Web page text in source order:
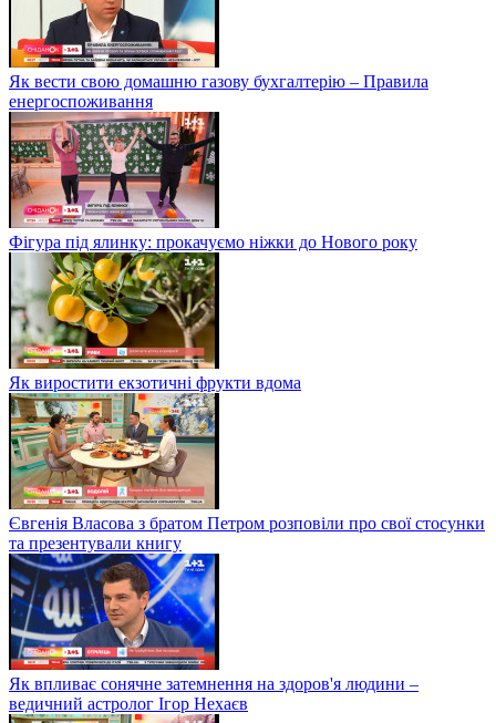
Як вести свою домашню газову бухгалтерію – Правила
енергоспоживання
Фігура під ялинку: прокачуємо ніжки до Нового року
Як виростити екзотичні фрукти вдома
Євгенія Власова з братом Петром розповіли про свої стосунки
та презентували книгу
Як впливає сонячне затемнення на здоров'я людини –
ведичний астролог Ігор Нехаєв